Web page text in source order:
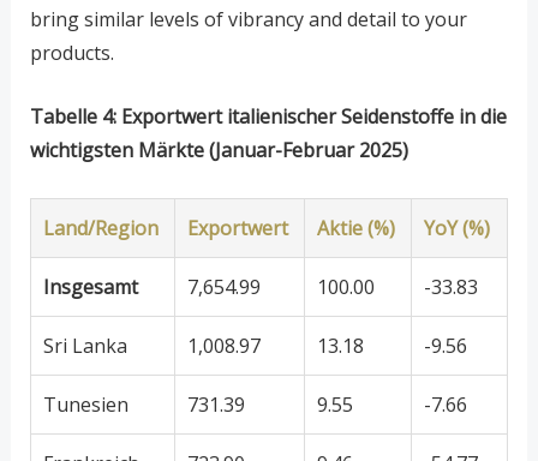
bring similar levels of vibrancy and detail to your
products.
Tabelle 4: Exportwert italienischer Seidenstoffe in die
wichtigsten Märkte (Januar-Februar 2025)
Land/Region Exportwert Aktie (%) YoY (%)
Insgesamt 7,654.99 100.00 -33.83
Sri Lanka 1,008.97 13.18 -9.56
Tunesien 731.39 9.55 -7.66